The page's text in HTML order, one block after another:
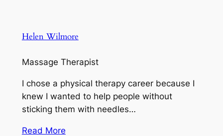
Helen Wilmore
Massage Therapist
I chose a physical therapy career because I
knew I wanted to help people without
sticking them with needles…
Read More